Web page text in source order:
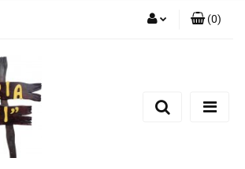
Dodaj zgłoszenie
(0)